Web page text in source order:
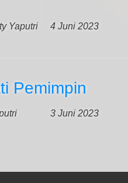
4 Juni 2023
Yaputri
Pemimpin
3 Juni 2023